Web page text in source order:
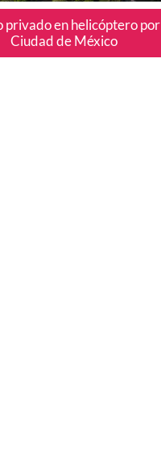
privado en helicóptero por
Ciudad de México